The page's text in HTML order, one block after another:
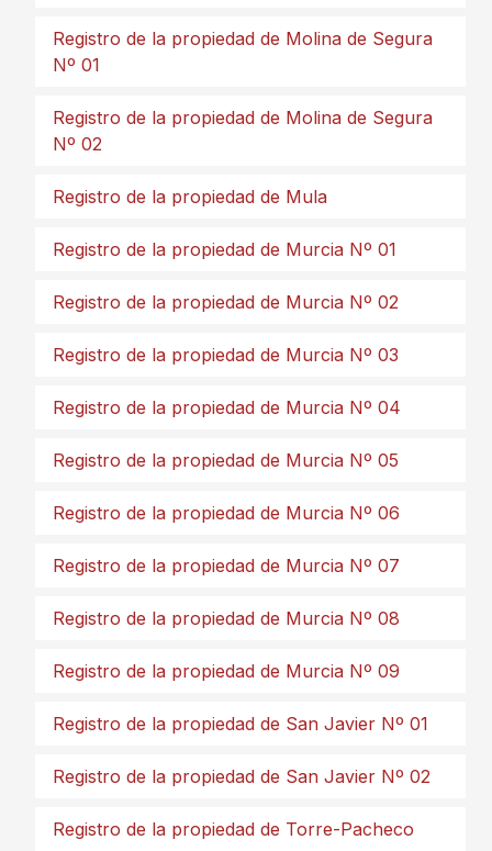
Registro de la propiedad de Molina de Segura
Nº 01
Registro de la propiedad de Molina de Segura
Nº 02
Registro de la propiedad de Mula
Registro de la propiedad de Murcia Nº 01
Registro de la propiedad de Murcia Nº 02
Registro de la propiedad de Murcia Nº 03
Registro de la propiedad de Murcia Nº 04
Registro de la propiedad de Murcia Nº 05
Registro de la propiedad de Murcia Nº 06
Registro de la propiedad de Murcia Nº 07
Registro de la propiedad de Murcia Nº 08
Registro de la propiedad de Murcia Nº 09
Registro de la propiedad de San Javier Nº 01
Registro de la propiedad de San Javier Nº 02
Registro de la propiedad de Torre-Pacheco